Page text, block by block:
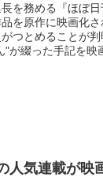
を務める『ほぼ
を原作に映画化
つとめることが
"が綴った手記を映
人気連載が映